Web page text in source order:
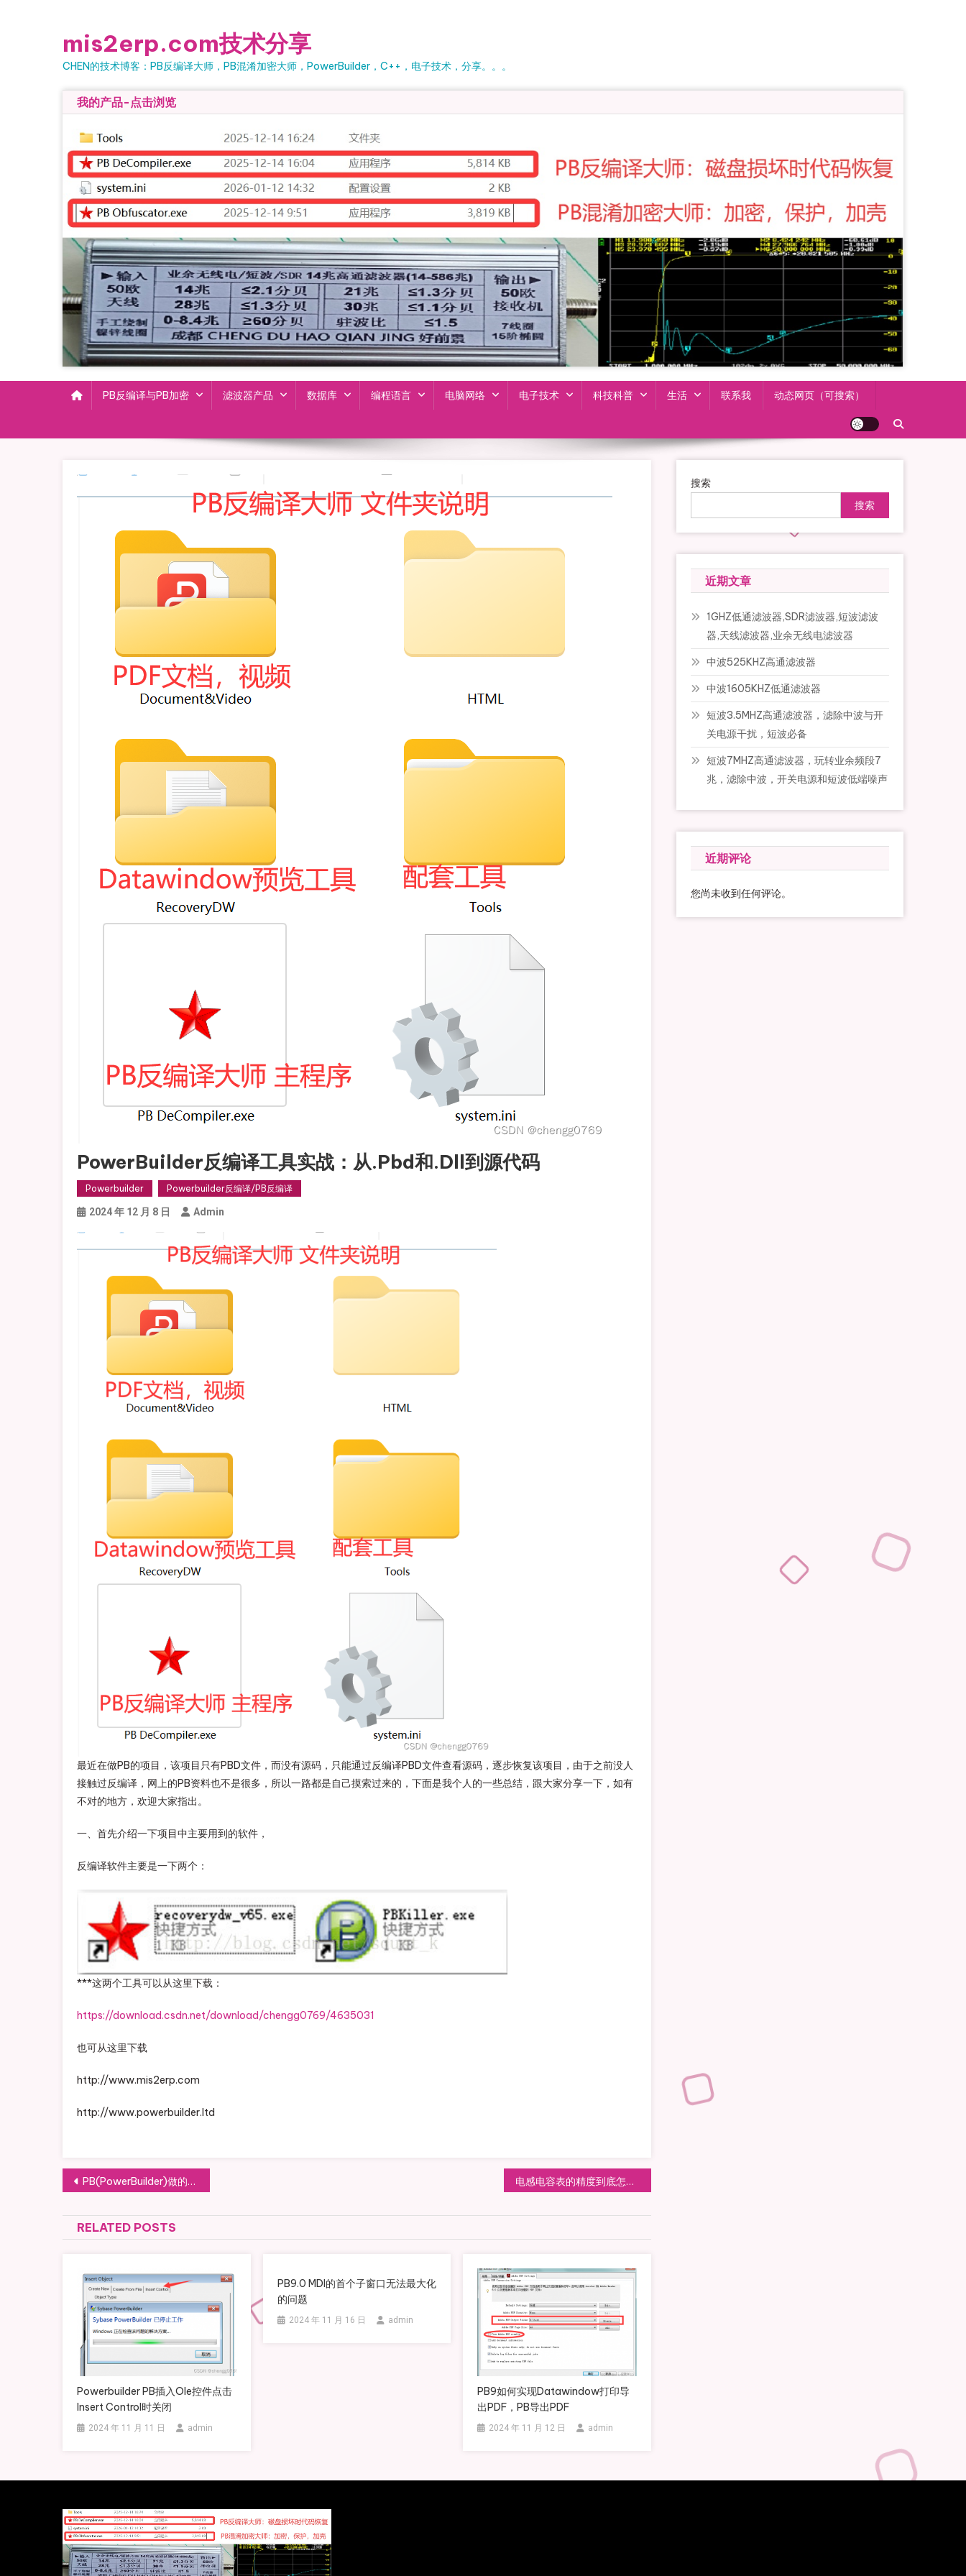
mis2erp.com技术分享
CHEN的技术博客：PB反编译大师，PB混淆加密大师，PowerBuilder，C++，电子技术，分享。。。
我的产品-点击浏览
PB反编译与PB加密 滤波器产品 数据库 编程语言 电脑网络 电子技术 科技科普 生活 联系我 动态网页（可搜索）
PowerBuilder反编译工具实战：从.pbd和.dll到源代码
Powerbuilder Powerbuilder反编译/PB反编译
2024 年 12 月 8 日 Admin
最近在做PB的项目，该项目只有PBD文件，而没有源码，只能通过反编译PBD文件查看源码，逐步恢复该项目，由于之前没人
接触过反编译，网上的PB资料也不是很多，所以一路都是自己摸索过来的，下面是我个人的一些总结，跟大家分享一下，如有
不对的地方，欢迎大家指出。
一、首先介绍一下项目中主要用到的软件，
反编译软件主要是一下两个：
***这两个工具可以从这里下载：
https://download.csdn.net/download/chengg0769/4635031
也可从这里下载
http://www.mis2erp.com
http://www.powerbuilder.ltd
文
章
导
PB(PowerBuilder)做的系统,反编译后结构如图所示,现要按此结构重新开发生成abcd.exe和dll文件,怎样做 电感电容表的精度到底怎么计算
RELATED POSTS
Powerbuilder PB插入ole控件点击
Insert Control时关闭
2024 年 11 月 11 日 admin
PB9.0 MDI的首个子窗口无法最大化
的问题
2024 年 11 月 16 日 admin
PB9如何实现datawindow打印导
出PDF，PB导出PDF
2024 年 11 月 12 日 admin
搜索
搜索
近期文章
1GHZ低通滤波器,SDR滤波器,短波滤波
器,天线滤波器,业余无线电滤波器
中波525KHZ高通滤波器
中波1605KHZ低通滤波器
短波3.5MHZ高通滤波器，滤除中波与开
关电源干扰，短波必备
短波7MHZ高通滤波器，玩转业余频段7
兆，滤除中波，开关电源和短波低端噪声
近期评论
您尚未收到任何评论。